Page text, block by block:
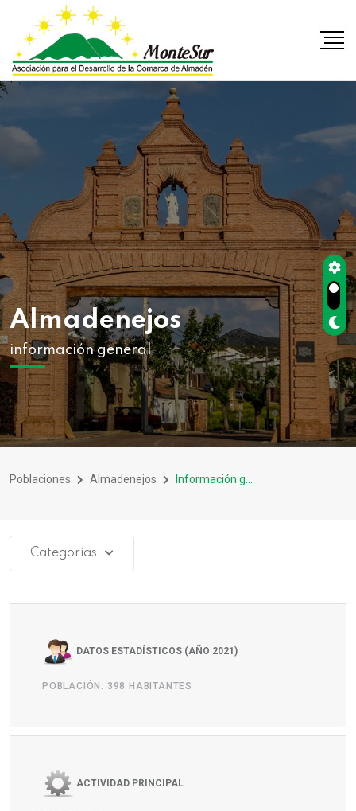
Almadenejos
información general
Poblaciones Almadenejos
Categorías
DATOS ESTADÍSTICOS (AÑO 2021)
POBLACIÓN: 398 HABITANTES
ACTIVIDAD PRINCIPAL